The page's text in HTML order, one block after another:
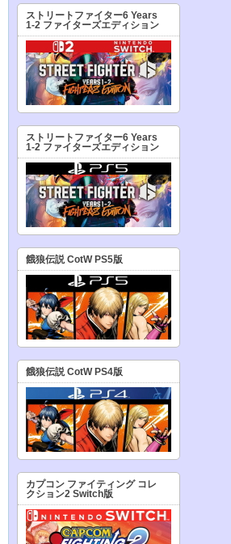
ストリートファイター6 Years
1-2 ファイターズエディション
ストリートファイター6 Years
1-2 ファイターズエディション
餓狼伝説 CotW PS5版
餓狼伝説 CotW PS4版
カプコン ファイティング コレ
クション2 Switch版